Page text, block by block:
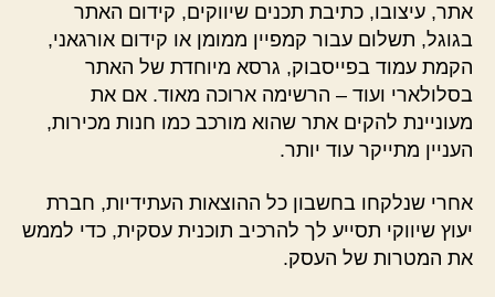
אתר, עיצובו, כתיבת תכנים שיווקים, קידום האתר
בגוגל, תשלום עבור קמפיין ממומן או קידום אורגאני,
הקמת עמוד בפייסבוק, גרסא מיוחדת של האתר
בסלולארי ועוד – הרשימה ארוכה מאוד. אם את
מעוניינת להקים אתר שהוא מורכב כמו חנות מכירות,
העניין מתייקר עוד יותר.
אחרי שנלקחו בחשבון כל ההוצאות העתידיות, חברת
יעוץ שיווקי תסייע לך להרכיב תוכנית עסקית, כדי לממש
את המטרות של העסק.